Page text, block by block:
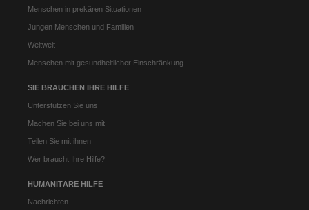
Menschen in prekären Situationen
Jungen Menschen und Familien
Weltweit
Menschen mit gesundheitlicher Einschränkung
SIE BRAUCHEN IHRE HILFE
Unterstützen Sie uns
Machen Sie bei uns mit
Teilen Sie mit ihnen
Wer braucht Ihre Hilfe?
HUMANITÄRE HILFE
Nachrichten